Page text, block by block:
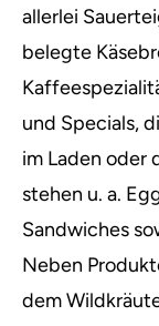
allerlei
belegte
und Specials,
im Laden oder
stehen u. a.
Sandwiches
Neben
dem